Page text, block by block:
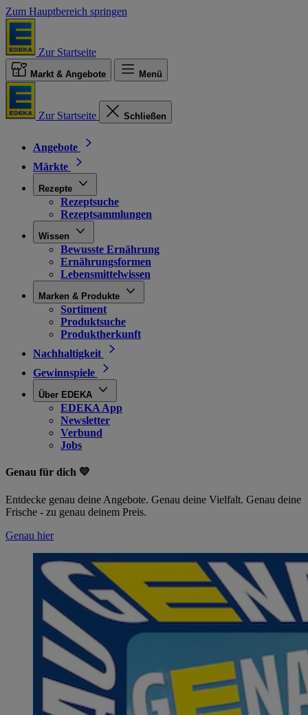
Zum Hauptbereich springen
Zur Startseite
Markt & Angebote Menü
Zur Startseite Schließen
Angebote
Märkte
Rezepte
Rezeptsuche
Rezeptsammlungen
Wissen
Bewusste Ernährung
Ernährungsformen
Lebensmittelwissen
Marken & Produkte
Sortiment
Produktsuche
Produktherkunft
Nachhaltigkeit
Gewinnspiele
Über EDEKA
EDEKA App
Newsletter
Verbund
Jobs
Genau für dich 💛
Entdecke genau deine Angebote. Genau deine Vielfalt. Genau deine
Frische - zu genau deinem Preis.
Genau hier